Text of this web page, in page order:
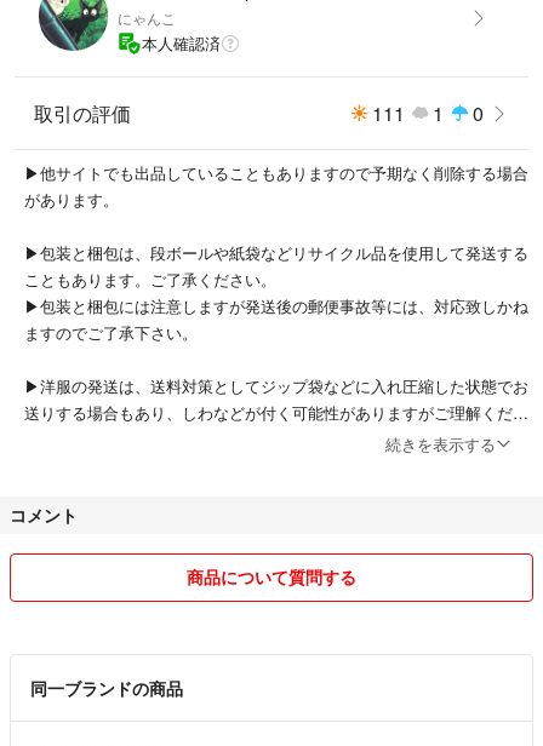
にゃんこ
本人確認済
取引の評価 111 1 0
▶︎他サイトでも出品していることもありますので予期なく削除する場合
があります。
▶︎包装と梱包は、段ボールや紙袋などリサイクル品を使用して発送する
こともあります。ご了承ください。
▶︎包装と梱包には注意しますが発送後の郵便事故等には、対応致しかね
ますのでご了承下さい。
▶︎洋服の発送は、送料対策としてジップ袋などに入れ圧縮した状態でお
送りする場合もあり、しわなどが付く可能性がありますがご理解くださ
普通郵便は、追跡ができなく、補償がありません。未着や郵便事故など
ご希望の場合は、ご購入いただく前にコメントください(追加料金要)。
不安な方は、購入しないでください。
ペット、喫煙者はいません。
よろしくお願いします(^^)
続きを表示する
コメント
商品について質問する
同一ブランドの商品